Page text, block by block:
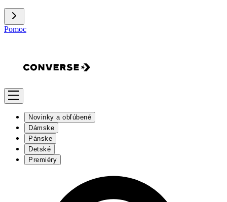
Pomoc
Novinky a obľúbené
Dámske
Pánske
Detské
Premiéry